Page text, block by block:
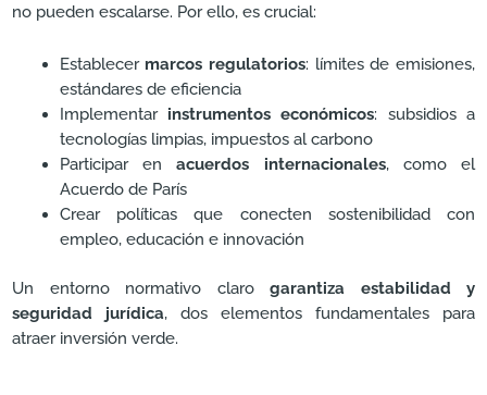
no pueden escalarse. Por ello, es crucial:
Establecer marcos regulatorios: límites de emisiones,
estándares de eficiencia
Implementar instrumentos económicos: subsidios a
tecnologías limpias, impuestos al carbono
Participar enacuerdos internacionales, como el
Acuerdo de París
Crear políticas que conecten sostenibilidad con
empleo, educación e innovación
Un entorno normativo claro garantiza estabilidad y
seguridad jurídica, dos elementos fundamentales para
atraer inversión verde.